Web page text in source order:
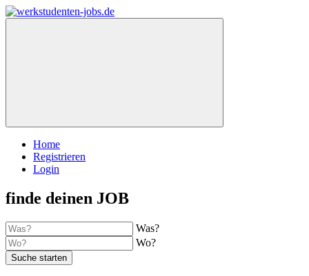
Home
Registrieren
Login
finde deinen JOB
Was?
Wo?
Suche starten